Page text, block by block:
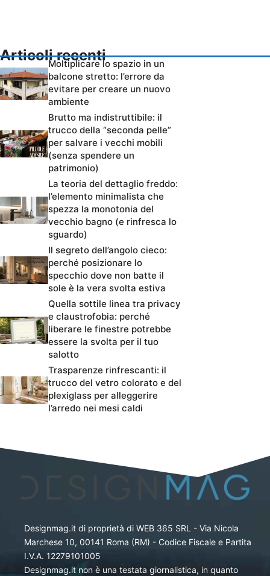
Articoli recenti
Moltiplicare lo spazio in un
balcone stretto: l’errore da
evitare per creare un nuovo
ambiente
Brutto ma indistruttibile: il
trucco della “seconda pelle”
per salvare i vecchi mobili
(senza spendere un
patrimonio)
La teoria del dettaglio freddo:
l’elemento minimalista che
spezza la monotonia del
vecchio bagno (e rinfresca lo
sguardo)
Il segreto dell’angolo cieco:
perché posizionare lo
specchio dove non batte il
sole è la vera svolta estiva
Quella sottile linea tra privacy
e claustrofobia: perché
liberare le finestre potrebbe
essere la svolta per il tuo
salotto
Trasparenze rinfrescanti: il
trucco del vetro colorato e del
plexiglass per alleggerire
l’arredo nei mesi caldi
Designmag.it di proprietà di WEB 365 SRL - Via Nicola
Marchese 10, 00141 Roma (RM) - Codice Fiscale e Partita
I.V.A. 12279101005
Designmag.it non è una testata giornalistica, in quanto